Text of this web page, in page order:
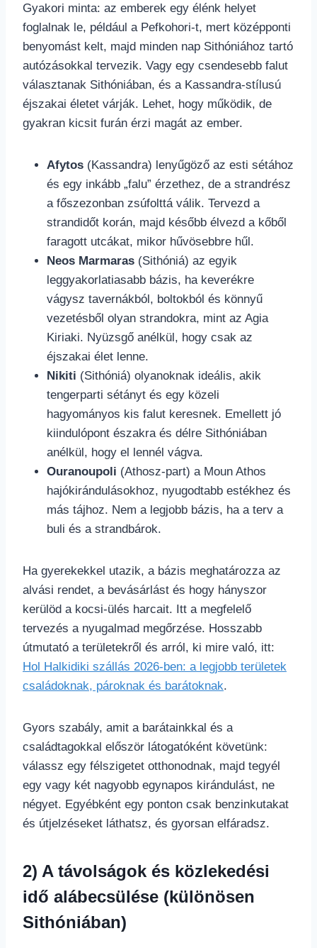
Gyakori minta: az emberek egy élénk helyet
foglalnak le, például a Pefkohori-t, mert középponti
benyomást kelt, majd minden nap Sithóniához tartó
autózásokkal tervezik. Vagy egy csendesebb falut
választanak Sithóniában, és a Kassandra-stílusú
éjszakai életet várják. Lehet, hogy működik, de
gyakran kicsit furán érzi magát az ember.
Afytos (Kassandra) lenyűgöző az esti sétához
és egy inkább „falu” érzethez, de a strandrész
a főszezonban zsúfolttá válik. Tervezd a
strandidőt korán, majd később élvezd a kőből
faragott utcákat, mikor hűvösebbre hűl.
Neos Marmaras (Sithóniá) az egyik
leggyakorlatiasabb bázis, ha keverékre
vágysz tavernákból, boltokból és könnyű
vezetésből olyan strandokra, mint az Agia
Kiriaki. Nyüzsgő anélkül, hogy csak az
éjszakai élet lenne.
Nikiti (Sithóniá) olyanoknak ideális, akik
tengerparti sétányt és egy közeli
hagyományos kis falut keresnek. Emellett jó
kiindulópont északra és délre Sithóniában
anélkül, hogy el lennél vágva.
Ouranoupoli (Athosz-part) a Moun Athos
hajókirándulásokhoz, nyugodtabb estékhez és
más tájhoz. Nem a legjobb bázis, ha a terv a
buli és a strandbárok.
Ha gyerekekkel utazik, a bázis meghatározza az
alvási rendet, a bevásárlást és hogy hányszor
kerülöd a kocsi-ülés harcait. Itt a megfelelő
tervezés a nyugalmad megőrzése. Hosszabb
útmutató a területekről és arról, ki mire való, itt:
Hol Halkidiki szállás 2026-ben: a legjobb területek
családoknak, pároknak és barátoknak.
Gyors szabály, amit a barátainkkal és a
családtagokkal először látogatóként követünk:
válassz egy félszigetet otthonodnak, majd tegyél
egy vagy két nagyobb egynapos kirándulást, ne
négyet. Egyébként egy ponton csak benzinkutakat
és útjelzéseket láthatsz, és gyorsan elfáradsz.
2) A távolságok és közlekedési
idő alábecsülése (különösen
Sithóniában)